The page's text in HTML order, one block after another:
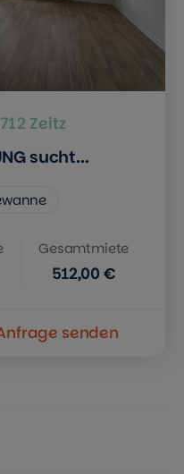
Zeitz
sucht...
Gesamtmiete
512,00 €
senden